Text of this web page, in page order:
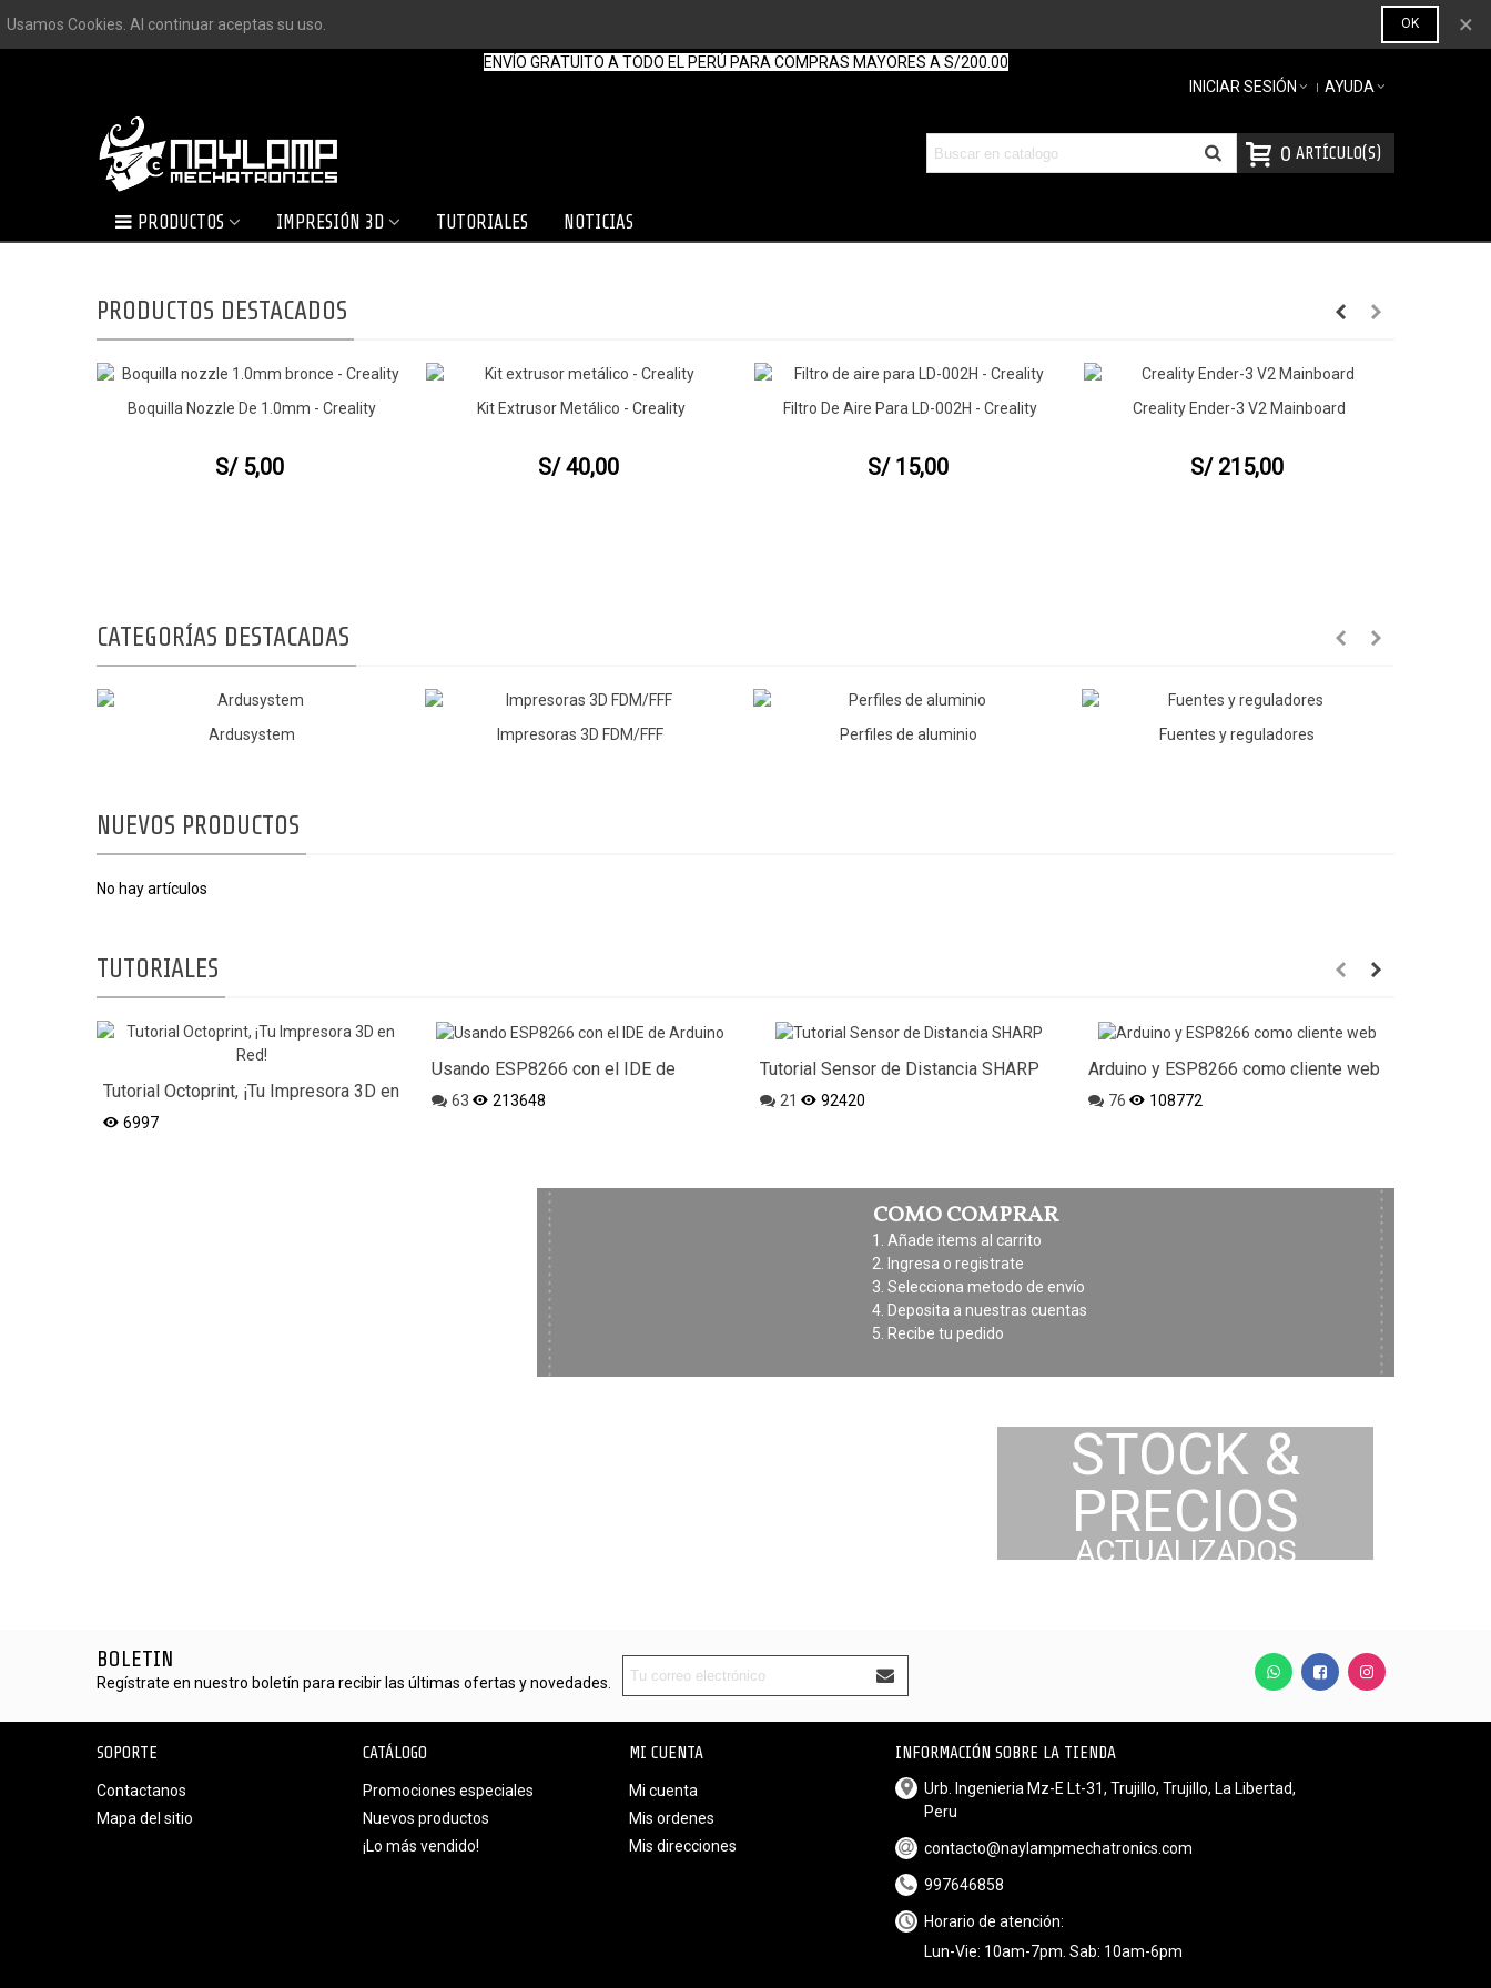
Usamos Cookies. Al continuar aceptas su uso. OK ×
ENVÍO GRATUITO A TODO EL PERÚ PARA COMPRAS MAYORES A S/200.00
INICIAR SESIÓN
AYUDA
0 ARTÍCULO(S)
PRODUCTOS IMPRESIÓN 3D TUTORIALES NOTICIAS
PRODUCTOS DESTACADOS
Vista Rápida
Boquilla Nozzle De 1.0mm - Creality
S/ 5,00
Vista Rápida
Kit Extrusor Metálico - Creality
S/ 40,00
Vista Rápida
Filtro De Aire Para LD-002H - Creality
S/ 15,00
Vista Rápida
Creality Ender-3 V2 Mainboard
S/ 215,00
CATEGORÍAS DESTACADAS
Ardusystem Impresoras 3D FDM/FFF Perfiles de aluminio Fuentes y reguladores
NUEVOS PRODUCTOS
No hay artículos
TUTORIALES
Tutorial Octoprint, ¡Tu Impresora 3D en
Red!6997
Usando ESP8266 con el IDE de
Arduino
63 213648
Tutorial Sensor de Distancia SHARP
21 92420
Arduino y ESP8266 como cliente web
76 108772
COMO COMPRAR
Añade items al carrito
Ingresa o registrate
Selecciona metodo de envío
Deposita a nuestras cuentas
Recibe tu pedido
STOCK &
PRECIOS
ACTUALIZADOS
BOLETIN
Regístrate en nuestro boletín para recibir las últimas ofertas y novedades.
SOPORTE
Contactanos
Mapa del sitio
CATÁLOGO
Promociones especiales
Nuevos productos
¡Lo más vendido!
MI CUENTA
Mi cuenta
Mis ordenes
Mis direcciones
INFORMACIÓN SOBRE LA TIENDA
Urb. Ingenieria Mz-E Lt-31, Trujillo, Trujillo, La Libertad,
Peru
contacto@naylampmechatronics.com
997646858
Horario de atención:
Lun-Vie: 10am-7pm. Sab: 10am-6pm